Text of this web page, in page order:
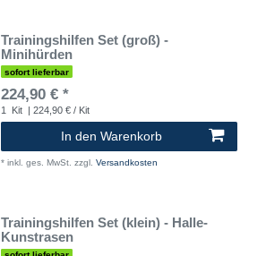
Trainingshilfen Set (groß) -
Minihürden
sofort lieferbar
224,90 € *
1 Kit | 224,90 € / Kit
In den Warenkorb
* inkl. ges. MwSt. zzgl. Versandkosten
Trainingshilfen Set (klein) - Halle-
Kunstrasen